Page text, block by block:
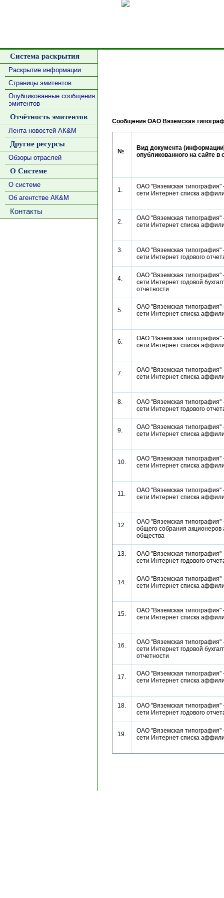
Система раскрытия
Раскрытие информации
Страницы эмитентов
Опубликованные сообщения
эмитентов
Отчётность эмитентов
Лента новостей АК&М
Другие ресурсы
Обзоры отраслей
О Системе
О системе
Об агентстве АК&М
Контакты
Сообщения ОАО Вяземская
№
Вид документа
опубликованного на сайте в
1.
ОАО "Вяземская типография"
сети Интернет списка
2.
ОАО "Вяземская типография"
сети Интернет списка
3.
ОАО "Вяземская типография"
сети Интернет годового
4.
ОАО "Вяземская типография"
сети Интернет годовой
отчетности
5.
ОАО "Вяземская типография"
сети Интернет списка
6.
ОАО "Вяземская типография"
сети Интернет списка
7.
ОАО "Вяземская типография"
сети Интернет списка
8.
ОАО "Вяземская типография"
сети Интернет годового
9.
ОАО "Вяземская типография"
сети Интернет списка
10.
ОАО "Вяземская типография"
сети Интернет списка
11.
ОАО "Вяземская типография"
сети Интернет списка
12.
ОАО "Вяземская типография"
общего собрания акционеров
общества
13.
ОАО "Вяземская типография"
сети Интернет годового
14.
ОАО "Вяземская типография"
сети Интернет списка
15.
ОАО "Вяземская типография"
сети Интернет списка
16.
ОАО "Вяземская типография"
сети Интернет годовой
отчетности
17.
ОАО "Вяземская типография"
сети Интернет списка
18.
ОАО "Вяземская типография"
сети Интернет годового
19.
ОАО "Вяземская типография"
сети Интернет списка